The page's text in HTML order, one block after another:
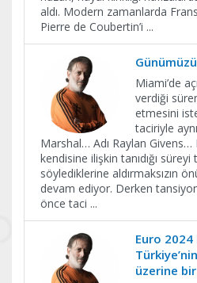
aldı. Modern zamanlarda
Pierre de Coubertin’i ...
Miami’de
verdiği
etmesini
taciriyle
Marshal… Adı Raylan Givens…
kendisine ilişkin tanıdığı
söylediklerine aldırmaksızın
devam ediyor. Derken
önce taci ...
Euro
üzerine